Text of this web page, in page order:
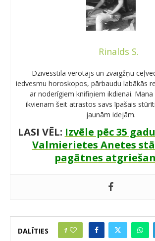
Rinalds S.
Dzīvesstila vērotājs un zvaigžņu
iedvesmu horoskopos, pārbaudu labākās
ar noderīgiem knifiņiem ikdienai.
ikvienam šeit atrastos savs īpašais
jaunām idejām.
LASI VĒL: Izvēle pēc 35
Valmierietes Anetes
pagātnes
DALĪTIES 1